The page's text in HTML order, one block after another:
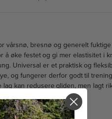
vårsnø, bresnø og generelt
å øke festet og gi mer elastisitet i
Universal er et praktisk og
og fungerer derfor godt til
kan redusere gliden, men lagt
er kjent for.